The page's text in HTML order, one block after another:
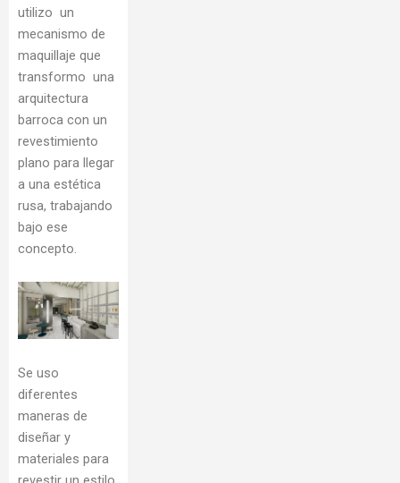
utilizo un
mecanismo de
maquillaje que
transformo una
arquitectura
barroca con un
revestimiento
plano para llegar
a una estética
rusa, trabajando
bajo ese
concepto.
Se uso
diferentes
maneras de
diseñar y
materiales para